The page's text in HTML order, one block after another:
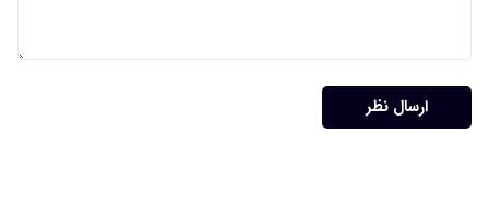
ارسال نظر